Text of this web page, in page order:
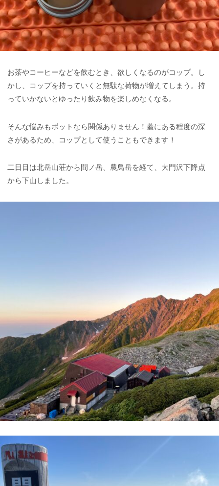
お茶やコーヒーなどを飲むとき、欲しくなるのがコップ。し
かし、コップを持っていくと無駄な荷物が増えてしまう。持
っていかないとゆったり飲み物を楽しめなくなる。
そんな悩みもボットなら関係ありません！蓋にある程度の深
さがあるため、コップとして使うこともできます！
二日目は北岳山荘から間ノ岳、農鳥岳を経て、大門沢下降点
から下山しました。